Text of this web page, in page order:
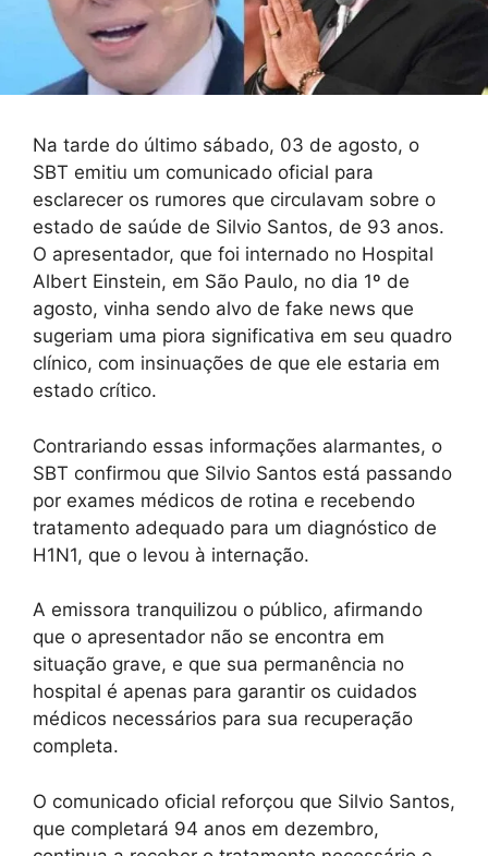
Na tarde do último sábado, 03 de agosto, o
SBT emitiu um comunicado oficial para
esclarecer os rumores que circulavam sobre o
estado de saúde de Silvio Santos, de 93 anos.
O apresentador, que foi internado no Hospital
Albert Einstein, em São Paulo, no dia 1º de
agosto, vinha sendo alvo de fake news que
sugeriam uma piora significativa em seu quadro
clínico, com insinuações de que ele estaria em
estado crítico.
Contrariando essas informações alarmantes, o
SBT confirmou que Silvio Santos está passando
por exames médicos de rotina e recebendo
tratamento adequado para um diagnóstico de
H1N1, que o levou à internação.
A emissora tranquilizou o público, afirmando
que o apresentador não se encontra em
situação grave, e que sua permanência no
hospital é apenas para garantir os cuidados
médicos necessários para sua recuperação
completa.
O comunicado oficial reforçou que Silvio Santos,
que completará 94 anos em dezembro,